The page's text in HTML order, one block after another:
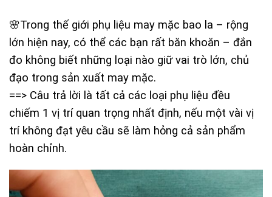
🌸Trong thế giới phụ liệu may mặc bao la – rộng
lớn hiện nay, có thể các bạn rất băn khoăn – đắn
đo không biết những loại nào giữ vai trò lớn, chủ
đạo trong sản xuất may mặc.
==> Câu trả lời là tất cả các loại phụ liệu đều
chiếm 1 vị trí quan trọng nhất định, nếu một vài vị
trí không đạt yêu cầu sẽ làm hỏng cả sản phẩm
hoàn chỉnh.